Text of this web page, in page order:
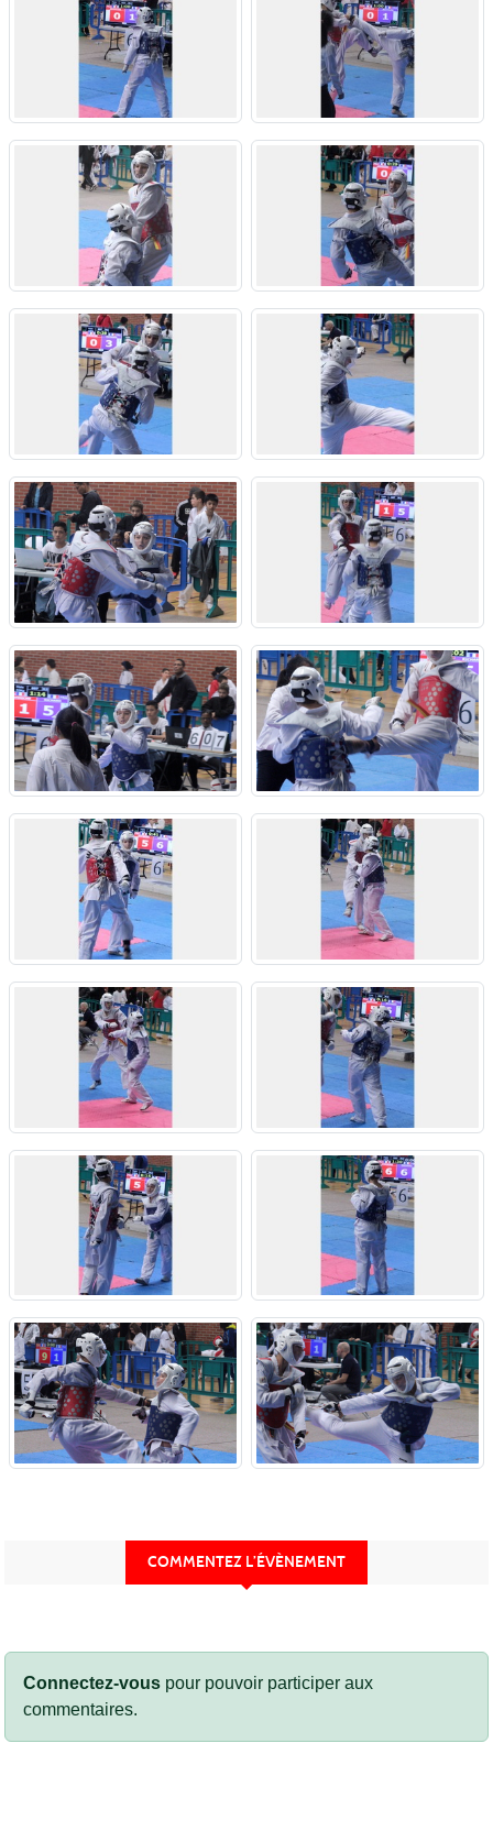
COMMENTEZ L’ÉVÈNEMENT
Connectez-vous pour pouvoir participer aux
commentaires.